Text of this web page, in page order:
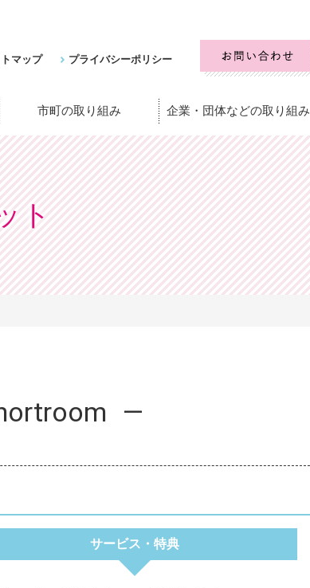
マップ プライバシーポリシー
市町の取り組み 企業・団体などの取り組み
ト
サービス・特典